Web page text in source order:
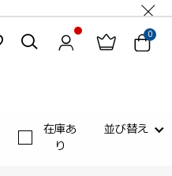
0
在庫あ
り
並び替え